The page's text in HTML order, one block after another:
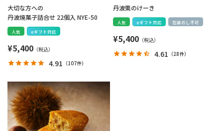
大切な方への
丹波焼菓子詰合せ 22個入 NYE-50
人気 eギフト対応
¥5,400
4.91 （107件）
丹波栗のけーき
人気 eギフト対応 包装のし不可
¥5,400
4.61 （28件）